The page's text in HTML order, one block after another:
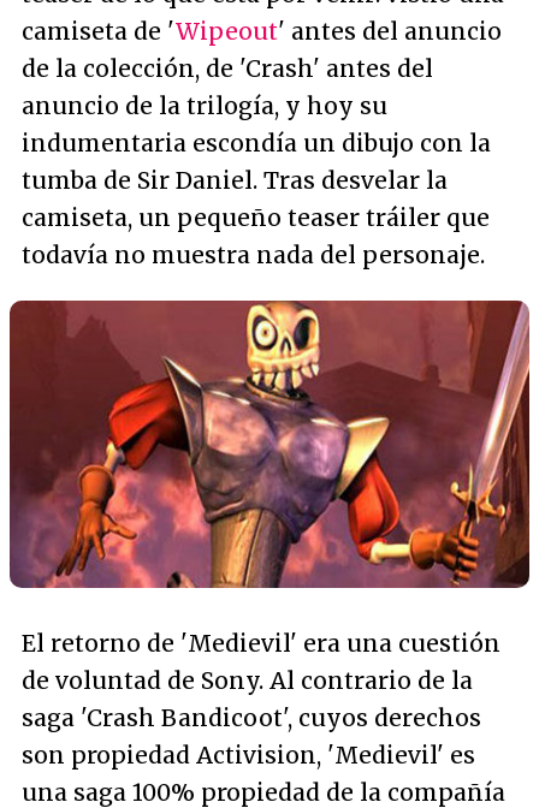
camiseta de 'Wipeout' antes del anuncio
de la colección, de 'Crash' antes del
anuncio de la trilogía, y hoy su
indumentaria escondía un dibujo con la
tumba de Sir Daniel. Tras desvelar la
camiseta, un pequeño teaser tráiler que
todavía no muestra nada del personaje.
El retorno de 'Medievil' era una cuestión
de voluntad de Sony. Al contrario de la
saga 'Crash Bandicoot', cuyos derechos
son propiedad Activision, 'Medievil' es
una saga 100% propiedad de la compañía